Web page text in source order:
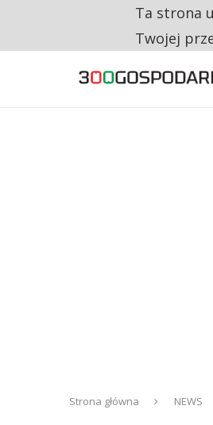
CO TRZECIĄ
Strona główna NEWS
Ta strona
Twojej